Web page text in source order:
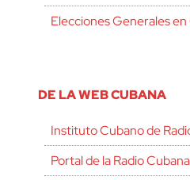
Elecciones Generales
DE LA WEB CUBANA
Instituto Cubano de
Portal de la Radio Cubana